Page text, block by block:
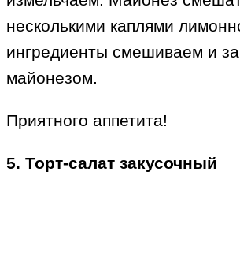
несколькими каплями
ингредиенты смешиваем и
майонезом.
Приятного аппетита!
5. Торт-салат закусочный